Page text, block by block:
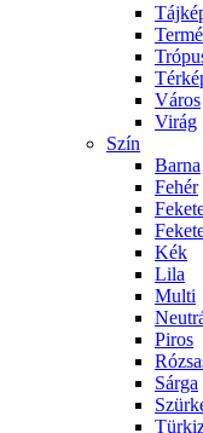
Város
Virág
Szín
Barna
Fehér
Kék
Lila
Multi
Piros
Sárga